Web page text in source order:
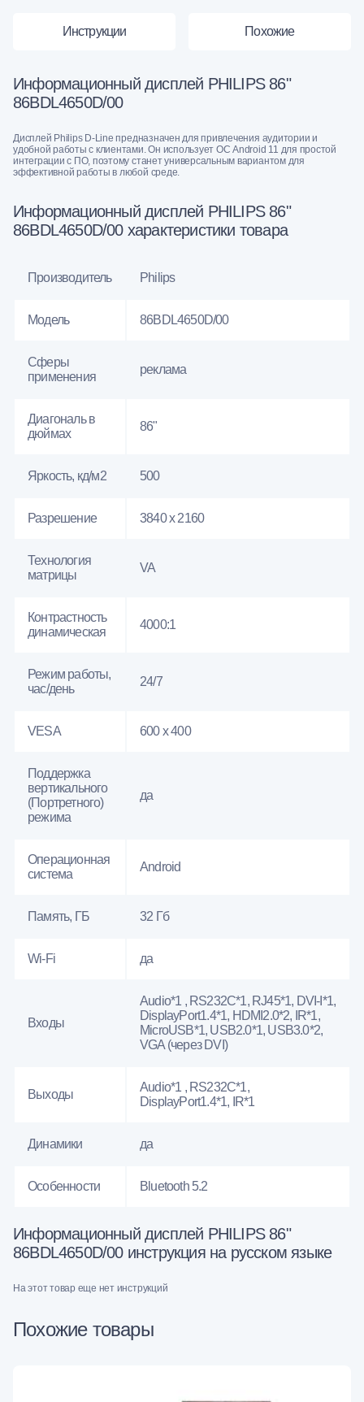
Инструкции Похожие
Информационный дисплей PHILIPS 86"
86BDL4650D/00
Дисплей Philips D-Line предназначен для привлечения аудитории и
удобной работы с клиентами. Он использует ОС Android 11 для простой
интеграции с ПО, поэтому станет универсальным вариантом для
эффективной работы в любой среде.
Информационный дисплей PHILIPS 86"
86BDL4650D/00 характеристики товара
Производитель Philips
Модель 86BDL4650D/00
Сферы
применения
реклама
Диагональ в
дюймах
86"
Яркость, кд/м2 500
Разрешение 3840 x 2160
Технология
матрицы
VA
Контрастность
динамическая
4000:1
Режим работы,
час/день
24/7
VESA 600 x 400
Поддержка
вертикального
(Портретного)
режима
да
Операционная
система
Android
Память, ГБ 32 Гб
Wi-Fi да
Входы
Audio*1 , RS232С*1, RJ45*1, DVI-I*1,
DisplayPort1.4*1, HDMI2.0*2, IR*1,
MicroUSB*1, USB2.0*1, USB3.0*2,
VGA (через DVI)
Выходы
Audio*1 , RS232С*1,
DisplayPort1.4*1, IR*1
Динамики да
Особенности Bluetooth 5.2
Информационный дисплей PHILIPS 86"
86BDL4650D/00 инструкция на русском языке
На этот товар еще нет инструкций
Похожие товары